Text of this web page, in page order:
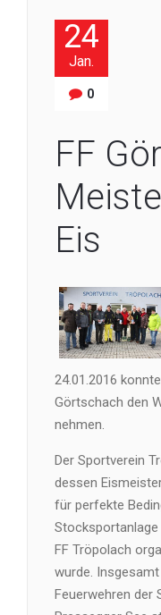
24
Jan.
0
FF
Eis
24.01.2016
Görtschach den
nehmen.
Der Sportverein
dessen
für perfekte
FF Tröpolach
wurde.
Feuerwehren der